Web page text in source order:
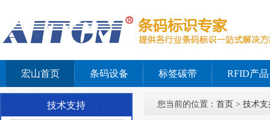
宏山首页 条码设备 标签碳带 RFID产品
技术支持 您当前的位置： 首页 > 技术支